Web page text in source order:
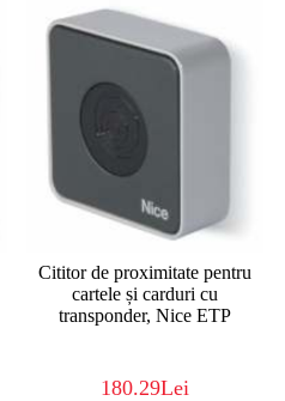
Cititor de proximitate pentru
cartele și carduri cu
transponder, Nice ETP
180.29Lei